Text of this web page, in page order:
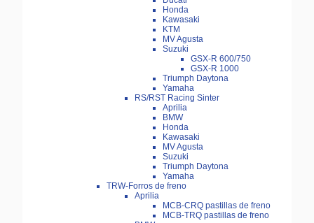
Honda
Kawasaki
KTM
MV Agusta
Suzuki
GSX-R 600/750
GSX-R 1000
Triumph Daytona
Yamaha
RS/RST Racing Sinter
Aprilia
BMW
Honda
Kawasaki
MV Agusta
Suzuki
Triumph Daytona
Yamaha
TRW-Forros de freno
Aprilia
MCB-CRQ pastillas de freno
MCB-TRQ pastillas de freno